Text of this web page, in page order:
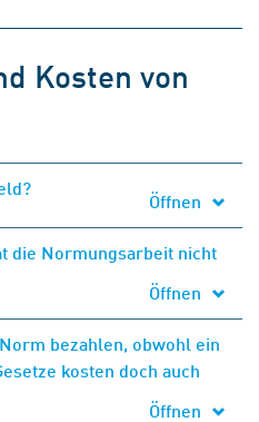
Kosten von
Öffnen
die Normungsarbeit nicht
Öffnen
bezahlen, obwohl ein
kosten doch auch
Öffnen